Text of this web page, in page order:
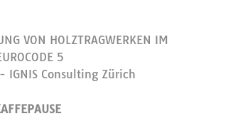
VON HOLZTRAGWERKEN IM
5
IGNIS Consulting Zürich